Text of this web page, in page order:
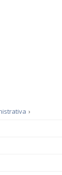
›